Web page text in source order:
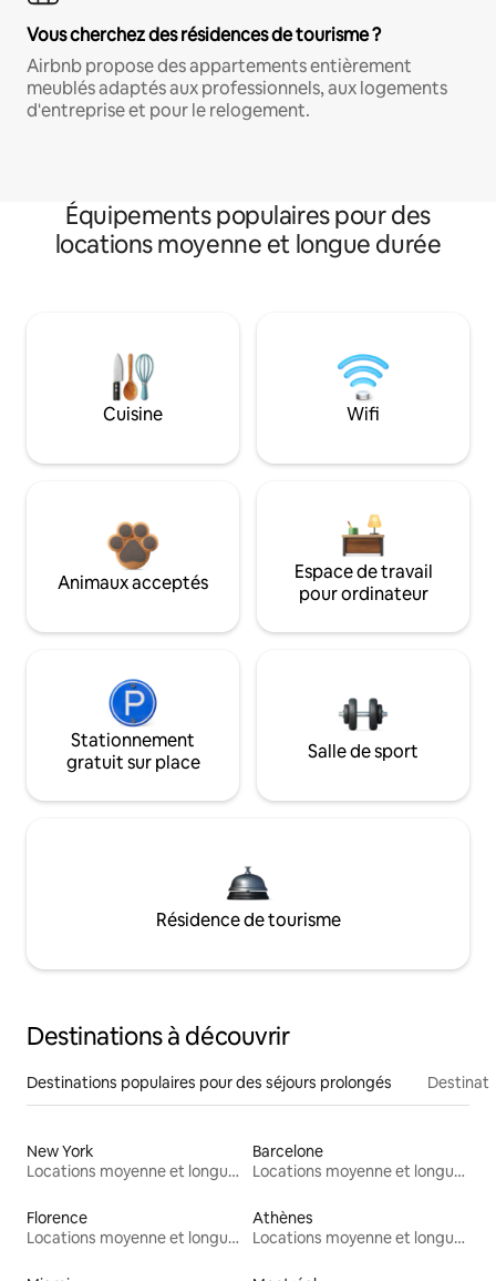
Vous cherchez des résidences de tourisme ?
Airbnb propose des appartements entièrement
meublés adaptés aux professionnels, aux logements
d'entreprise et pour le relogement.
Équipements populaires pour des
locations moyenne et longue durée
Cuisine Wifi
Animaux acceptés
Espace de travail
pour ordinateur
Stationnement
gratuit sur place
Salle de sport
Résidence de tourisme
Destinations à découvrir
Destinations populaires pour des séjours prolongés
New York
Locations moyenne et longue durée
Barcelone
Locations moyenne et longue durée
Florence
Locations moyenne et longue durée
Athènes
Locations moyenne et longue durée